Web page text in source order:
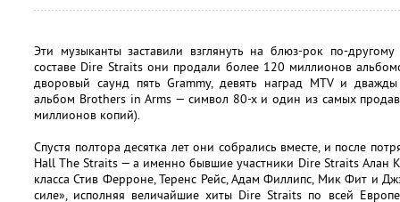
Эти музыканты заставили взглянуть на блюз-рок по-
составе Dire Straits они продали более 120 миллионов
дворовый саунд пять Grammy, девять наград MTV и
альбом Brothers in Arms — символ 80-х и один из самых
миллионов копий).
Спустя полтора десятка лет они собрались вместе, и после
Hall The Straits — а именно бывшие участники Dire Straits Алан
класса Стив Ферроне, Теренс Рейс, Адам Филлипс, Мик Фит и
силе», исполняя величайшие хиты Dire Straits по всей